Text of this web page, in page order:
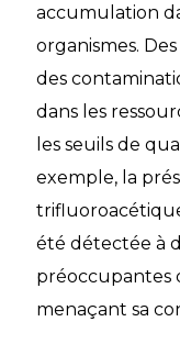
accumulation
organismes.
des
dans les
les seuils de
exemple, la
trifluoroacétique
été détectée à
préoccupantes
menaçant sa